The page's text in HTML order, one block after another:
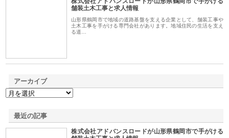
舗装土木工事と求人情報
山形県鶴岡市で地域の道路基盤を支える企業として、舗装工事や
土木工事を手がける専門会社があります。地域住民の生活を支え
る道…
アーカイブ
最近の記事
株式会社アドバンスロードが山形県鶴岡市で手がける